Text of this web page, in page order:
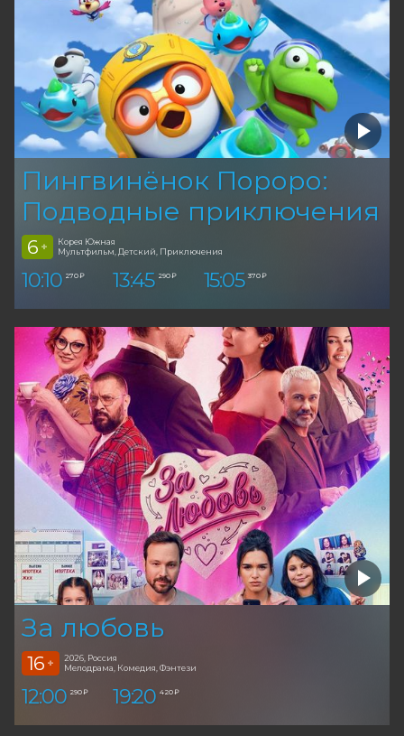
Пингвинёнок Пороро:
Подводные приключения
6 +
Корея Южная
Мультфильм, Детский, Приключения
10:10 270 ₽ 13:45 290 ₽ 15:05 370 ₽
За любовь
16 +
2026, Россия
Мелодрама, Комедия, Фэнтези
12:00 290 ₽ 19:20 420 ₽